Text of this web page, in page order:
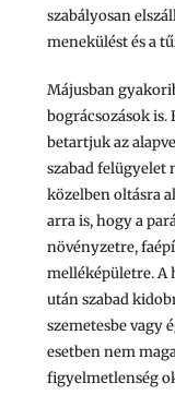
szabályosan
menekülést és a
Májusban
bográcsozások is.
betartjuk az
szabad felügyelet
közelben oltásra
arra is, hogy a
növényzetre,
melléképületre. A
után szabad
szemetesbe vagy
esetben nem
figyelmetlenség